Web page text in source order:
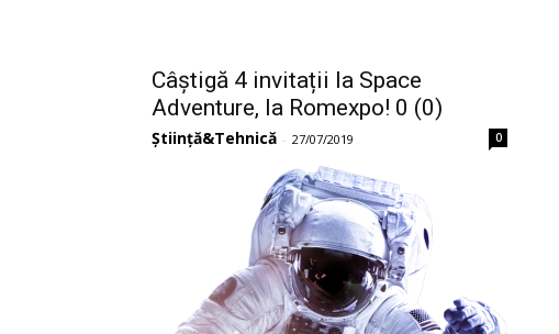
Câștigă 4 invitații la Space
Adventure, la Romexpo! 0 (0)
Știință&Tehnică - 27/07/2019 0